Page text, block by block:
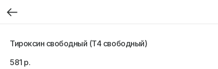
Тироксин свободный (Т4 свободный)
581 р.